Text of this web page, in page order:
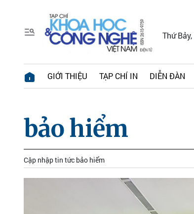
Thứ
GIỚI THIỆU TẠP CHÍ IN DIỄN ĐÀN
bảo hiểm
Cập nhập tin tức bảo hiểm